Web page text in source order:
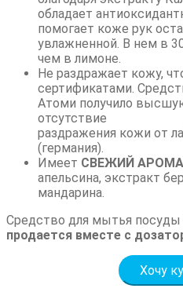
обладает
помогает коже рук
увлажненной. В нем в
чем в лимоне.
Не раздражает кожу,
сертификатами.
Атоми получило
отсутствие
раздражения кожи от
(германия).
Имеет СВЕЖИЙ
апельсина, экстракт
мандарина.
Средство для мытья
продается вместе с
Хочу